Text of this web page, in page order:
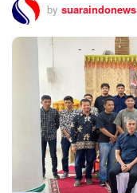
by suaraindonews